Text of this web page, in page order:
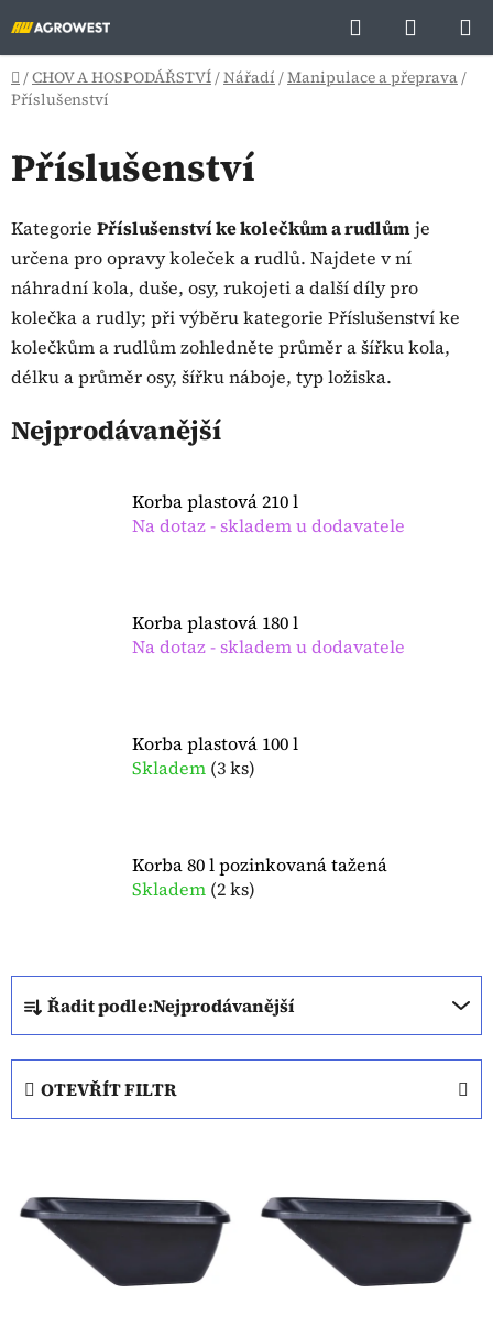
na
obsah
Hledat
KOŠÍK
Domů
/CHOV A HOSPODÁŘSTVÍ/Nářadí /Manipulace a přeprava/
Příslušenství
Příslušenství
Kategorie Příslušenství ke kolečkům a rudlůmje
určena pro opravy koleček a rudlů. Najdete v ní
náhradní kola, duše, osy, rukojeti a další díly pro
kolečka a rudly; při výběru kategorie Příslušenství ke
kolečkům a rudlům zohledněte průměr a šířku kola,
délku a průměr osy, šířku náboje, typ ložiska.
Nejprodávanější
Korba plastová 210 l
Na dotaz - skladem u dodavatele
Korba plastová 180 l
Na dotaz - skladem u dodavatele
Korba plastová 100 l
Skladem (3 ks)
Korba 80 l pozinkovaná tažená
Skladem (2 ks)
Ř
a
z
n
í
o
Řadit podle:Nejprodávanější
OTEVŘÍT FILTR
p